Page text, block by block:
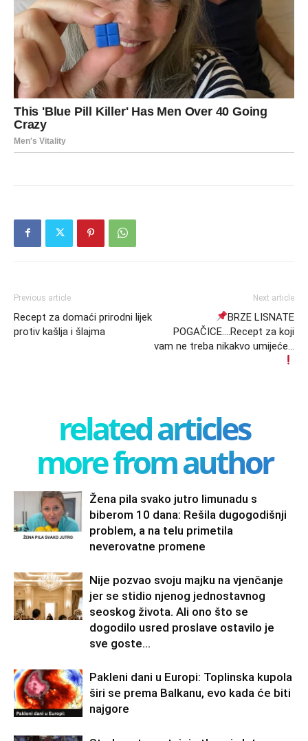
Previous article
Recept za domaći prirodni lijek
protiv kašlja i šlajma
Next article
BRZE LISNATE
POGAČICE….Recept za koji
vam ne treba nikakvo umijeće…
related articles
more from author
Žena pila svako jutro limunadu s
biberom 10 dana: Rešila dugogodišnji
problem, a na telu primetila
neverovatne promene
Nije pozvao svoju majku na vjenčanje
jer se stidio njenog jednostavnog
seoskog života. Ali ono što se
dogodilo usred proslave ostavilo je
sve goste...
Pakleni dani u Europi: Toplinska kupola
širi se prema Balkanu, evo kada će biti
najgore